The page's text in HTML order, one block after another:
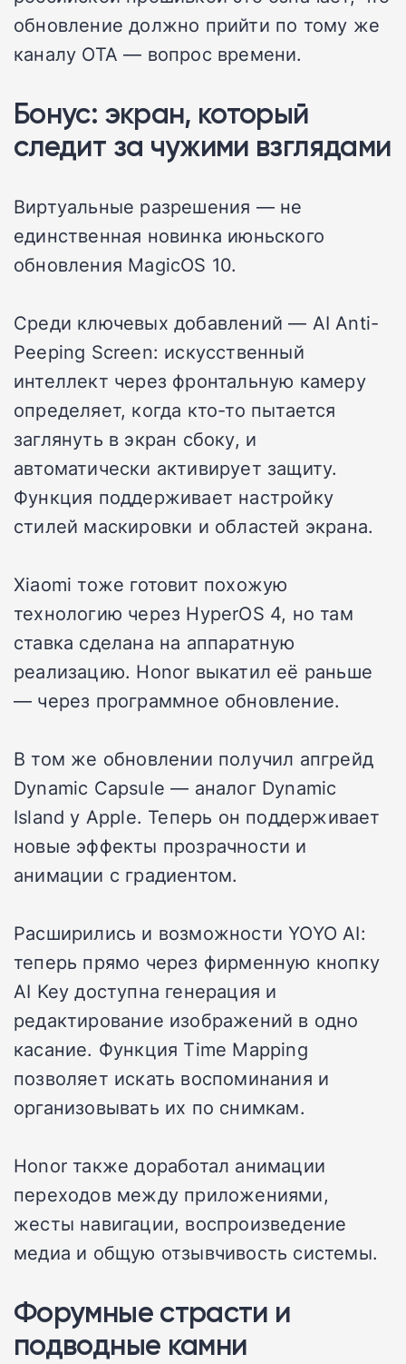
обновление должно прийти по тому же
каналу OTA — вопрос времени.
Бонус: экран, который
следит за чужими взглядами
Виртуальные разрешения — не
единственная новинка июньского
обновления MagicOS 10.
Среди ключевых добавлений — AI Anti-
Peeping Screen: искусственный
интеллект через фронтальную камеру
определяет, когда кто-то пытается
заглянуть в экран сбоку, и
автоматически активирует защиту.
Функция поддерживает настройку
стилей маскировки и областей экрана.
Xiaomi тоже готовит похожую
технологию через HyperOS 4, но там
ставка сделана на аппаратную
реализацию. Honor выкатил её раньше
— через программное обновление.
В том же обновлении получил апгрейд
Dynamic Capsule — аналог Dynamic
Island у Apple. Теперь он поддерживает
новые эффекты прозрачности и
анимации с градиентом.
Расширились и возможности YOYO AI:
теперь прямо через фирменную кнопку
AI Key доступна генерация и
редактирование изображений в одно
касание. Функция Time Mapping
позволяет искать воспоминания и
организовывать их по снимкам.
Honor также доработал анимации
переходов между приложениями,
жесты навигации, воспроизведение
медиа и общую отзывчивость системы.
Форумные страсти и
подводные камни